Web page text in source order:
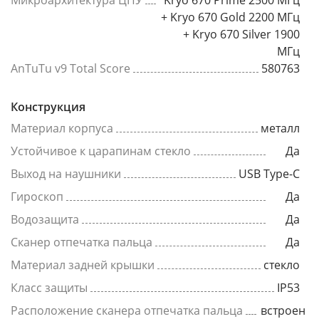
+ Kryo 670 Gold 2200 МГц
+ Kryo 670 Silver 1900
МГц
AnTuTu v9 Total Score
580763
Конструкция
Материал корпуса
металл
Устойчивое к царапинам стекло
Да
Выход на наушники
USB Type-C
Гироскоп
Да
Водозащита
Да
Сканер отпечатка пальца
Да
Материал задней крышки
стекло
Класс защиты
IP53
Расположение сканера отпечатка пальца
встроен